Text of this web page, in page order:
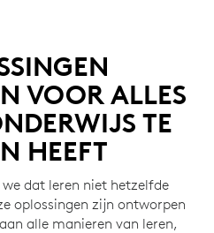
VOOR ALLES
TE
HEEFT
dat leren niet hetzelfde
oplossingen zijn ontworpen
alle manieren van leren,